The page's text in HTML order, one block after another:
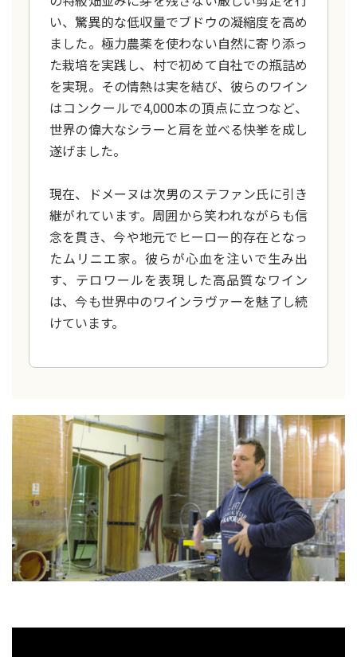
い、驚異的な低収量でブドウの凝縮度を高め
ました。極力農薬を使わない自然に寄り添っ
た栽培を実践し、村で初めて自社での瓶詰め
を実現。その情熱は実を結び、彼らのワイン
はコンクールで4,000本の頂点に立つなど、
世界の偉大なシラーと肩を並べる快挙を成し
遂げました。
現在、ドメーヌは次男のステファン氏に引き
継がれています。周囲から笑われながらも信
念を貫き、今や地元でヒーロー的存在となっ
たムリニエ家。彼らが心血を注いで生み出
す、テロワールを表現した高品質なワイン
は、今も世界中のワインラヴァーを魅了し続
けています。